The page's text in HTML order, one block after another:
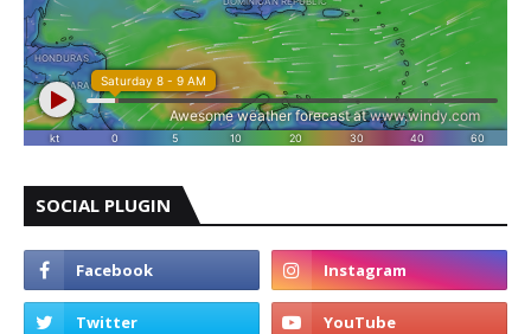
SOCIAL PLUGIN